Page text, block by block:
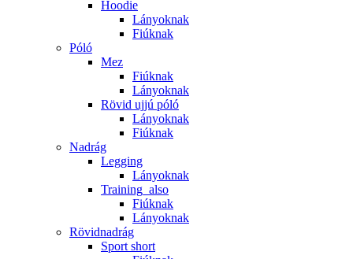
Hoodie
Lányoknak
Fiúknak
Póló
Mez
Fiúknak
Lányoknak
Rövid ujjú póló
Lányoknak
Fiúknak
Nadrág
Legging
Lányoknak
Training_also
Fiúknak
Lányoknak
Rövidnadrág
Sport short